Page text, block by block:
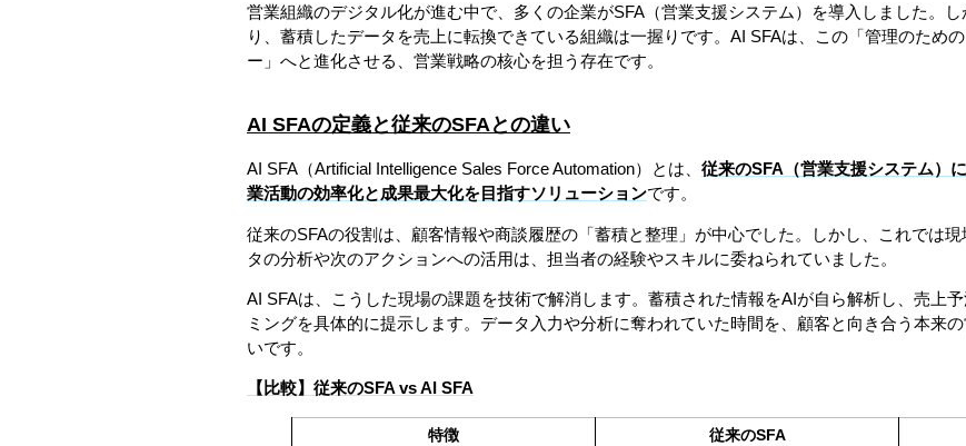
営業組織のデジタル化が進む中で、多くの企業がSFA（営業支援システム）を導入しました。
り、蓄積したデータを売上に転換できている組織は一握りです。AI SFAは、この「管理のため
ー」へと進化させる、営業戦略の核心を担う存在です。
AI SFAの定義と従来のSFAとの違い
AI SFA（Artificial Intelligence Sales Force Automation）とは、 従来のSFA（営業支援システム）
業活動の効率化と成果最大化を目指すソリューションです。
従来のSFAの役割は、顧客情報や商談履歴の「蓄積と整理」が中心でした。しかし、これでは
タの分析や次のアクションへの活用は、担当者の経験やスキルに委ねられていました。
AI SFAは、こうした現場の課題を技術で解消します。蓄積された情報をAIが自ら解析し、売上
ミングを具体的に提示します。データ入力や分析に奪われていた時間を、顧客と向き合う本来
いです。
【比較】従来のSFA vs AI SFA
特徴 従来のSFA